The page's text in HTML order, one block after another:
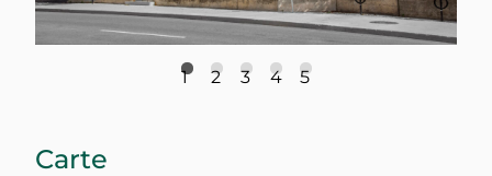
1 2 3 4 5
Carte